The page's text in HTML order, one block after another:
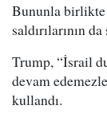
Bununla birlikte
saldırılarının
Trump, “İsrail
devam
kullandı.